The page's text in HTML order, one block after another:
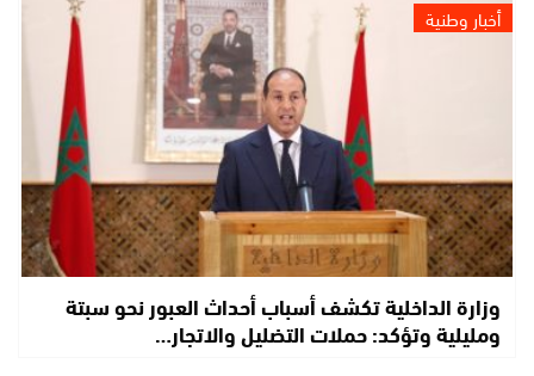
أخبار وطنية
وزارة الداخلية تكشف أسباب أحداث العبور نحو سبتة
ومليلية وتؤكد: حملات التضليل والاتجار…